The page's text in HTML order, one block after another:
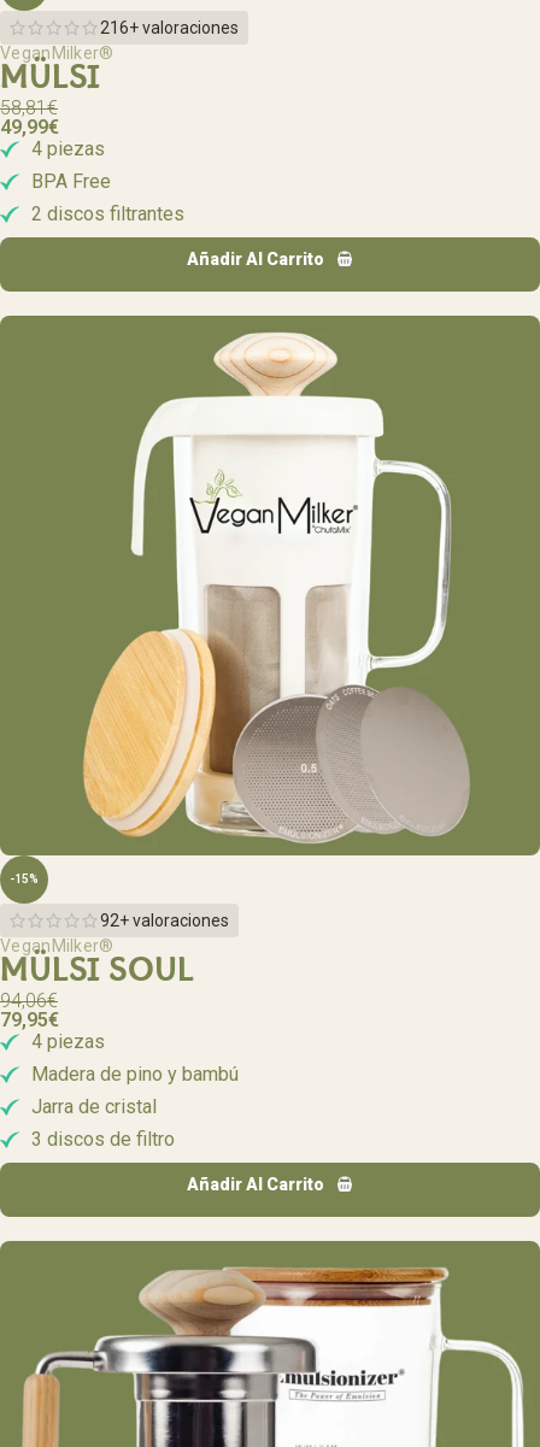
216+ valoraciones
VeganMilker®
MÜLSI
58,81€
49,99€
4 piezas
BPA Free
2 discos filtrantes
Añadir Al Carrito
-15%
92+ valoraciones
VeganMilker®
MÜLSI SOUL
94,06€
79,95€
4 piezas
Madera de pino y bambú
Jarra de cristal
3 discos de filtro
Añadir Al Carrito